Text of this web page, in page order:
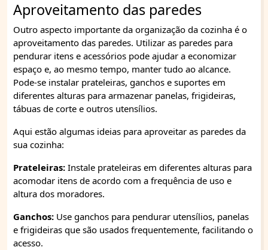
Aproveitamento das paredes
Outro aspecto importante da organização da cozinha é o
aproveitamento das paredes. Utilizar as paredes para
pendurar itens e acessórios pode ajudar a economizar
espaço e, ao mesmo tempo, manter tudo ao alcance.
Pode-se instalar prateleiras, ganchos e suportes em
diferentes alturas para armazenar panelas, frigideiras,
tábuas de corte e outros utensílios.
Aqui estão algumas ideias para aproveitar as paredes da
sua cozinha:
Prateleiras: Instale prateleiras em diferentes alturas para
acomodar itens de acordo com a frequência de uso e
altura dos moradores.
Ganchos: Use ganchos para pendurar utensílios, panelas
e frigideiras que são usados frequentemente, facilitando o
acesso.